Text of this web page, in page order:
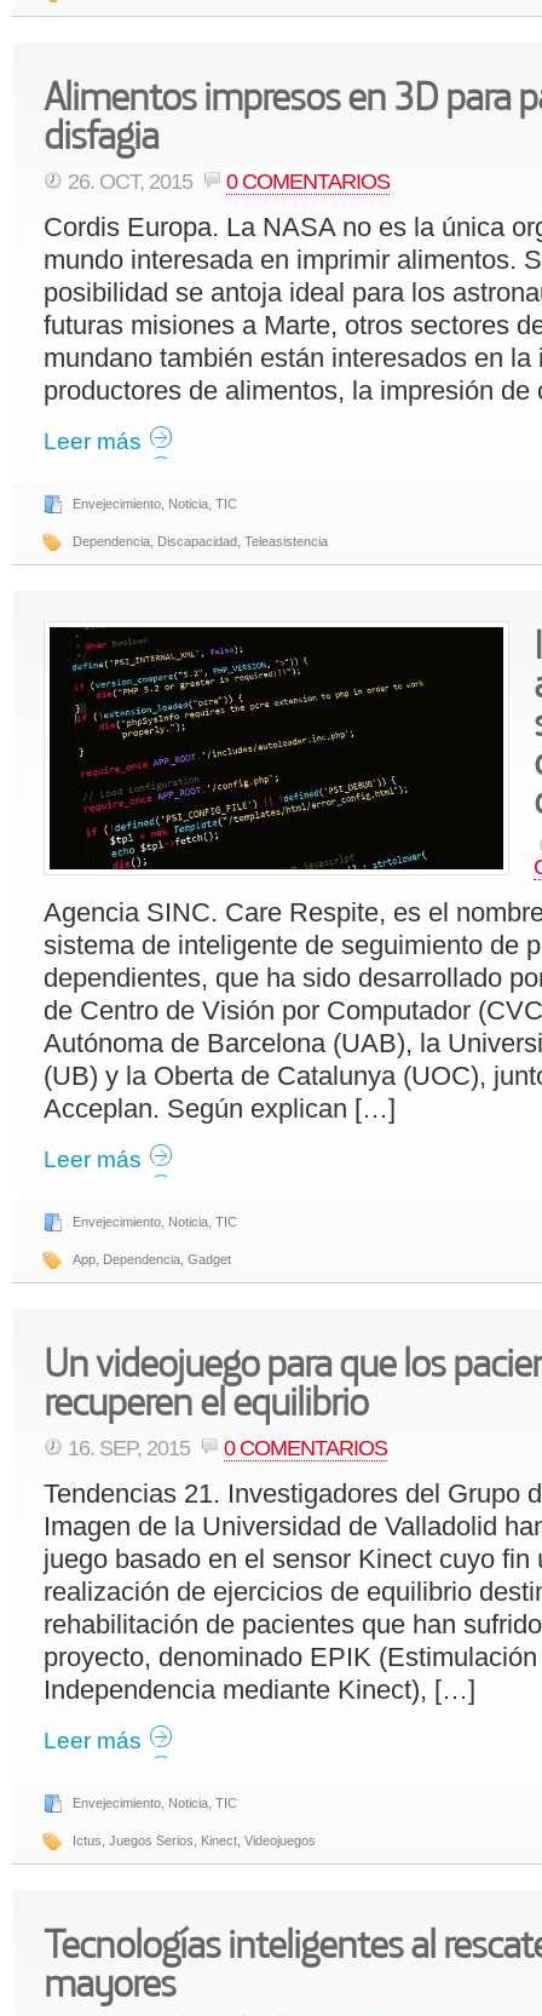
Alimentos impresos en 3D para
disfagia
26. OCT, 2015 0 COMENTARIOS
Cordis Europa. La NASA no es la única
mundo interesada en imprimir alimentos.
posibilidad se antoja ideal para los
futuras misiones a Marte, otros sectores
mundano también están interesados en la
productores de alimentos, la impresión
Leer más
Envejecimiento Noticia TIC
Dependencia Discapacidad Teleasistencia
Agencia SINC. Care Respite, es el
sistema de inteligente de seguimiento de
dependientes, que ha sido desarrollado
de Centro de Visión por Computador
Autónoma de Barcelona (UAB), ​​la
(UB) y la Oberta de Catalunya (UOC),
Acceplan. Según explican […]
Leer más
Envejecimiento Noticia TIC
App Dependencia Gadget
Un videojuego para que los
recuperen el equilibrio
16. SEP, 2015 0 COMENTARIOS
Tendencias 21. Investigadores del Grupo
Imagen de la Universidad de Valladolid
juego basado en el sensor Kinect cuyo fin
realización de ejercicios de equilibrio
rehabilitación de pacientes que han
proyecto, denominado EPIK
Independencia mediante Kinect), […]
Leer más
Envejecimiento Noticia TIC
Ictus Juegos Serios Kinect Videojuegos
Tecnologías inteligentes al
mayores